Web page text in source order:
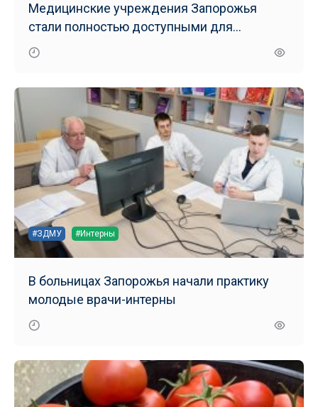
Медицинские учреждения Запорожья
стали полностью доступными для
маломобильных групп населения
#ЗДМУ #Интерны
В больницах Запорожья начали практику
молодые врачи-интерны